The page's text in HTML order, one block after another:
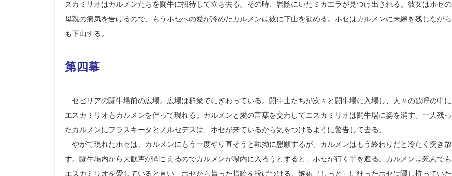
スカミリオはカルメンたちを闘牛に招待して立ち去る。その時、岩陰にいたミカエラが見つけ出される。彼女はホセの
母親の病気を告げるので、もうホセへの愛が冷めたカルメンは彼に下山を勧める。ホセはカルメンに未練を残しながら
も下山する。
第四幕
セビリアの闘牛場前の広場。広場は群衆でにぎわっている。闘牛士たちが次々と闘牛場に入場し、人々の歓呼の中に
エスカミリオもカルメンを伴って現れる。カルメンと愛の言葉を交わしてエスカミリオは闘牛場に姿を消す。一人残っ
たカルメンにフラスキータとメルセデスは、ホセが来ているから気をつけるように警告して去る。
やがて現れたホセは、カルメンにもう一度やり直そうと執拗に懇願するが、カルメンはもう終わりだと冷たく突き放
す。闘牛場内から大歓声が聞こえるのでカルメンが場内に入ろうとすると、ホセが行く手を遮る。カルメンは死んでも
エスカミリオを愛していると言い、ホセから貰った指輪を投げつける。嫉妬（しっと）に狂ったホセは隠し持っていた